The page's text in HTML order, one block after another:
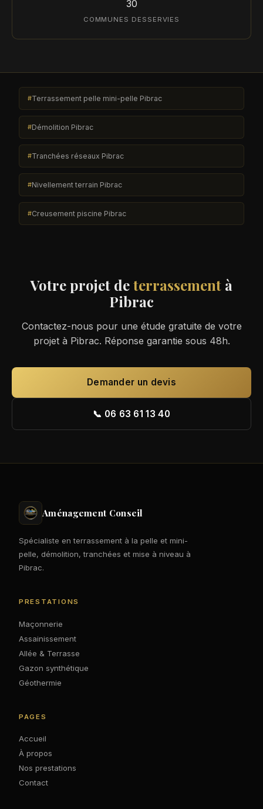
30
COMMUNES DESSERVIES
Terrassement pelle mini-pelle Pibrac
Démolition Pibrac
Tranchées réseaux Pibrac
Nivellement terrain Pibrac
Creusement piscine Pibrac
Votre projet deterrassement à
Pibrac
Contactez-nous pour une étude gratuite de votre
projet à Pibrac. Réponse garantie sous 48h.
Demander un devis
📞 06 63 61 13 40
Aménagement Conseil
Spécialiste en terrassement à la pelle et mini-
pelle, démolition, tranchées et mise à niveau à
Pibrac.
PRESTATIONS
Maçonnerie
Assainissement
Allée & Terrasse
Gazon synthétique
Géothermie
PAGES
Accueil
À propos
Nos prestations
Contact